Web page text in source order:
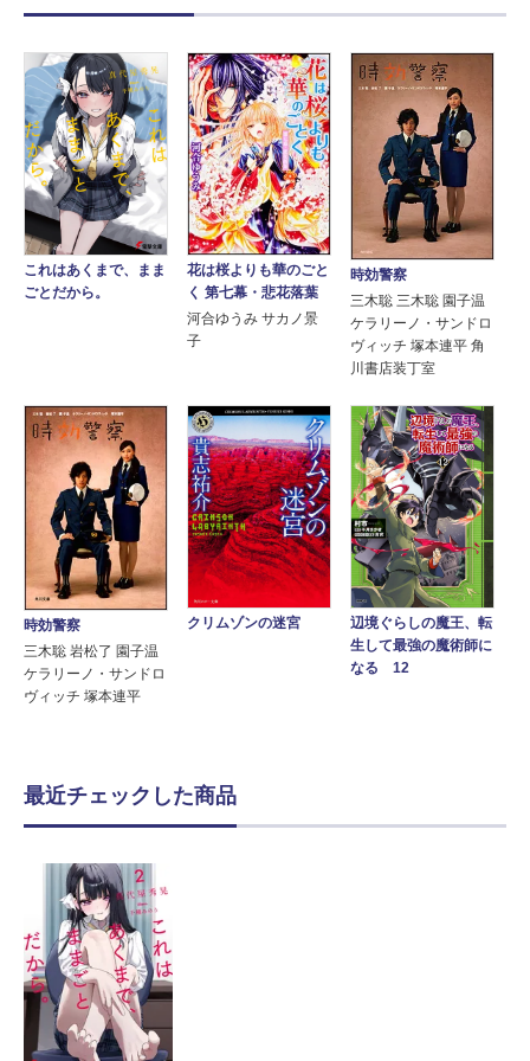
これはあくまで、まま
ごとだから。
花は桜よりも華のごと
く 第七幕・悲花落葉
河合ゆうみ サカノ景
子
時効警察
三木聡 三木聡 園子温
ケラリーノ・サンドロ
ヴィッチ 塚本連平 角
川書店装丁室
時効警察
三木聡 岩松了 園子温
ケラリーノ・サンドロ
ヴィッチ 塚本連平
クリムゾンの迷宮
辺境ぐらしの魔王、転
生して最強の魔術師に
なる 12
最近チェックした商品